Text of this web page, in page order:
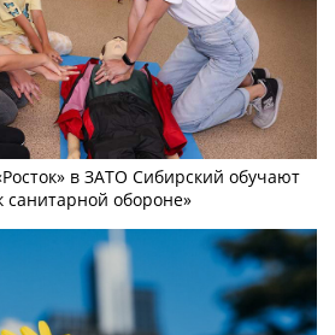
в ЗАТО Сибирский обучают
санитарной обороне»